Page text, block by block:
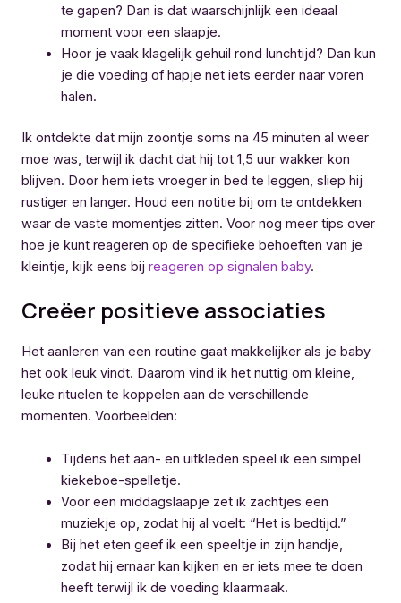
te gapen? Dan is dat waarschijnlijk een ideaal
moment voor een slaapje.
Hoor je vaak klagelijk gehuil rond lunchtijd? Dan kun
je die voeding of hapje net iets eerder naar voren
halen.
Ik ontdekte dat mijn zoontje soms na 45 minuten al weer
moe was, terwijl ik dacht dat hij tot 1,5 uur wakker kon
blijven. Door hem iets vroeger in bed te leggen, sliep hij
rustiger en langer. Houd een notitie bij om te ontdekken
waar de vaste momentjes zitten. Voor nog meer tips over
hoe je kunt reageren op de specifieke behoeften van je
kleintje, kijk eens bij reageren op signalen baby.
Creëer positieve associaties
Het aanleren van een routine gaat makkelijker als je baby
het ook leuk vindt. Daarom vind ik het nuttig om kleine,
leuke rituelen te koppelen aan de verschillende
momenten. Voorbeelden:
Tijdens het aan- en uitkleden speel ik een simpel
kiekeboe-spelletje.
Voor een middagslaapje zet ik zachtjes een
muziekje op, zodat hij al voelt: “Het is bedtijd.”
Bij het eten geef ik een speeltje in zijn handje,
zodat hij ernaar kan kijken en er iets mee te doen
heeft terwijl ik de voeding klaarmaak.